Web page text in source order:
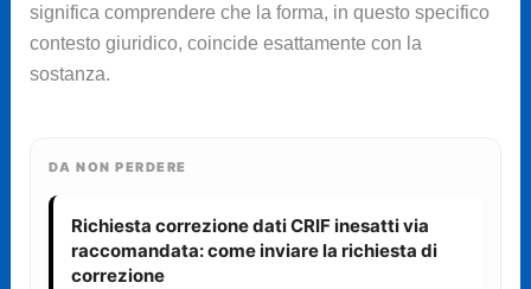
significa comprendere che la forma, in questo specifico
contesto giuridico, coincide esattamente con la
sostanza.
DA NON PERDERE
Richiesta correzione dati CRIF inesatti via
raccomandata: come inviare la richiesta di
correzione